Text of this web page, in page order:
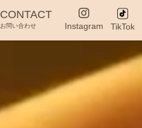
CONTACT
お問い合わせ Instagram TikTok